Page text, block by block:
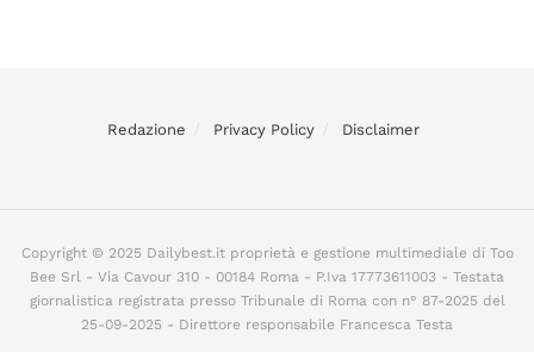
Redazione Privacy Policy Disclaimer
Copyright © 2025 Dailybest.it proprietà e gestione multimediale di Too
Bee Srl - Via Cavour 310 - 00184 Roma - P.Iva 17773611003 - Testata
giornalistica registrata presso Tribunale di Roma con n° 87-2025 del
25-09-2025 - Direttore responsabile Francesca Testa